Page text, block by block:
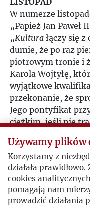
W numerze
„Papież Jan Paweł
„Kultura łączy się z
dumie, że po raz
piotrowym tronie i
Karola Wojtyłę,
wyjątkowe
przekonanie, że
Jego pontyfikat
ciężkim, jeśli nie
Publikacje
„Archipelag
Zielińska, „Szkice
Maria Czapska,
Używamy plików
Korzystamy z
działała
cookies
pomagają nam
prowadzić działania